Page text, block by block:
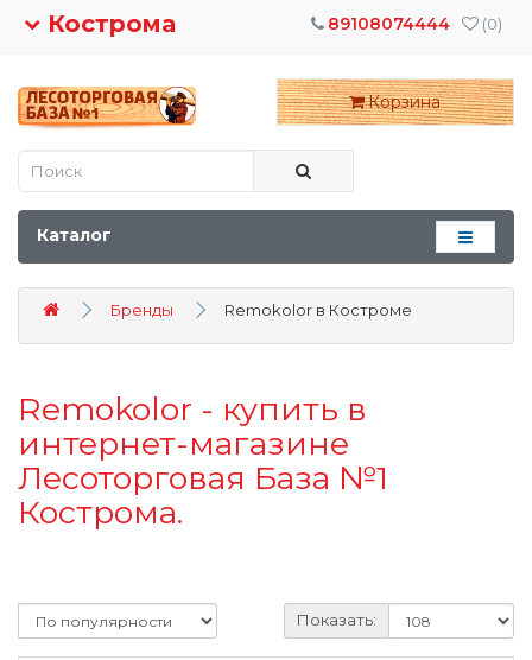
Кострома (0)
89108074444
Корзина
Каталог
Бренды Remokolor в Костроме
Remokolor - купить в
интернет-магазине
Лесоторговая База №1
Кострома.
Показать: